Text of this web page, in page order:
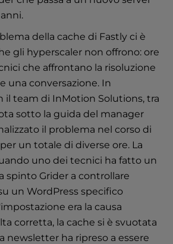
della cache di Fastly ci è
gli hyperscaler non offrono: ore
che affrontano la risoluzione
una conversazione. In
il team di InMotion Solutions, tra
sotto la guida del manager
il problema nel corso di
un totale di diverse ore. La
uno dei tecnici ha fatto un
spinto Grider a controllare
un WordPress specifico
era la causa
corretta, la cache si è svuotata
newsletter ha ripreso a essere